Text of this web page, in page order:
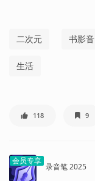
二次元 书影音
生活
118 9
会员专享
录音笔 2025